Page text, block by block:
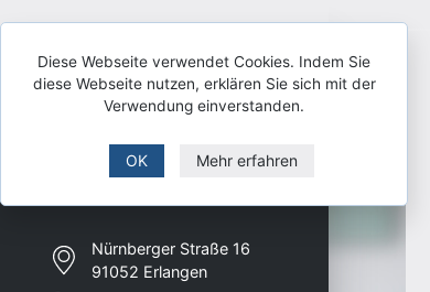
Nürnberger Straße 16
91052 Erlangen
Diese Webseite verwendet Cookies. Indem Sie
diese Webseite nutzen, erklären Sie sich mit der
Verwendung einverstanden.
OK Mehr erfahren